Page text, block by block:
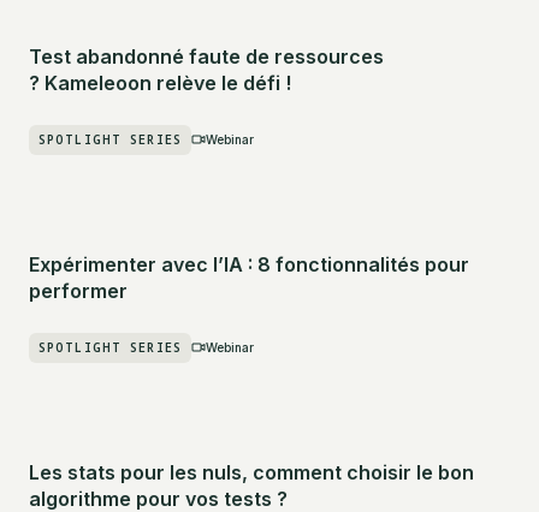
Test abandonné faute de ressources
? Kameleoon relève le défi !
SPOTLIGHT SERIES Webinar
Expérimenter avec l’IA : 8 fonctionnalités pour
performer
SPOTLIGHT SERIES Webinar
Les stats pour les nuls, comment choisir le bon
algorithme pour vos tests ?